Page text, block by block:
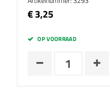
€ 3,25
OP VOORRAAD